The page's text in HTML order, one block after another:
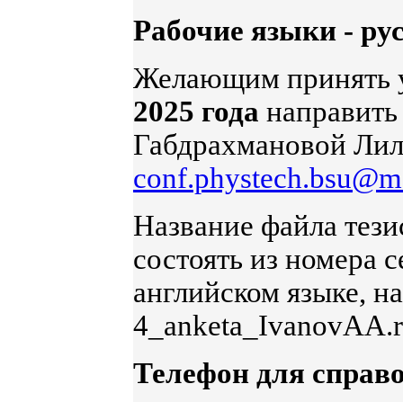
Рабочие языки -
Желающим принять
2025 года
Габдрахмановой
Название файла
состоять из
английском языке,
Телефон для